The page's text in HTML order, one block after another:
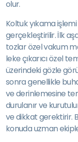
olur.
Koltuk yıkama
gerçekleştirilir. İlk
tozlar özel vakum
leke çıkarıcı özel
üzerindeki gözle
sonra genellikle
ve derinlemesine
durulanır ve
ve dikkat gerektirir.
konuda uzman